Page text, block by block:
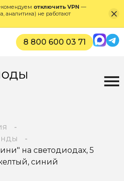
отключить VPN —
аналитика) не работают
8 800 600 03 71 Max
на светодиодах, 5
синий